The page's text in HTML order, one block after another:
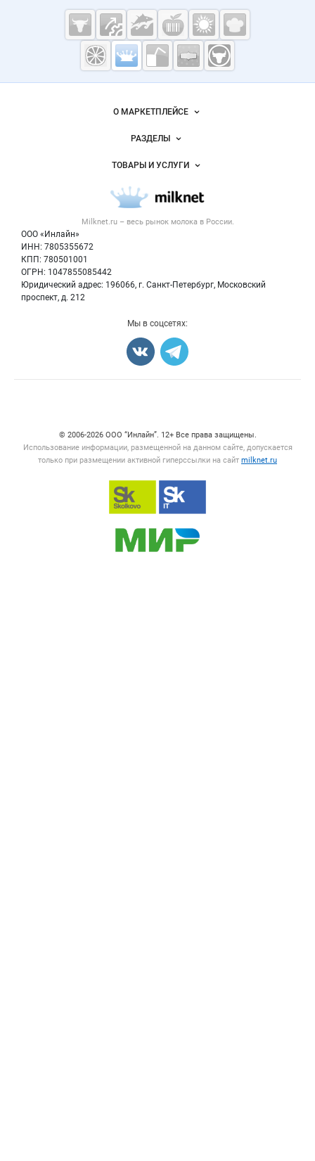
Cсылки на полезные проекты
Молочная
промышленность
Milknet.ru
Важные разделы и контакты
Milknet.ru – весь рынок молокав России.
ООО «Инлайн»
ИНН: 7805355672
КПП: 780501001
ОГРН: 1047855085442
Юридический адрес: 196066, г. Санкт-Петербург, Московский
проспект, д. 212
Навигация по сайтуО МАРКЕТПЛЕЙСЕ
Новости Milknet.ru
Размещение рекламы
Публичная оферта
Контактная информация
Политика обработки персональных данных
РАЗДЕЛЫ
Объявления
Новости рынка
ТОВАРЫ И УСЛУГИ
Молочная продукция
Вторичное сырье
Оборудование
Мы в соцсетях:
© 2006‑2026 ООО “Инлайн”. 12+ Все права защищены.
Использование информации, размещенной на данном сайте, допускается
только при размещении активной гиперссылки на сайт milknet.ru